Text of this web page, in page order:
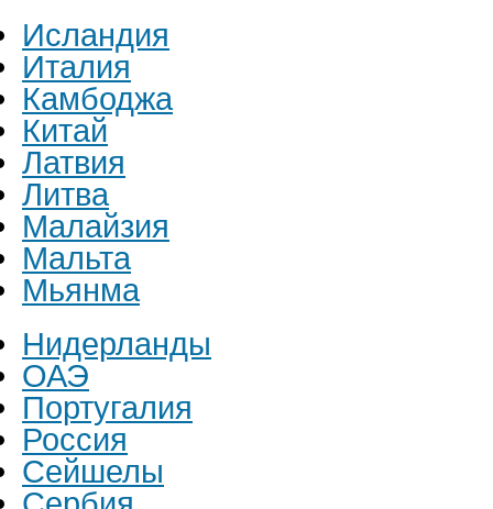
Исландия
Италия
Камбоджа
Китай
Латвия
Литва
Малайзия
Мальта
Мьянма
Нидерланды
ОАЭ
Португалия
Россия
Сейшелы